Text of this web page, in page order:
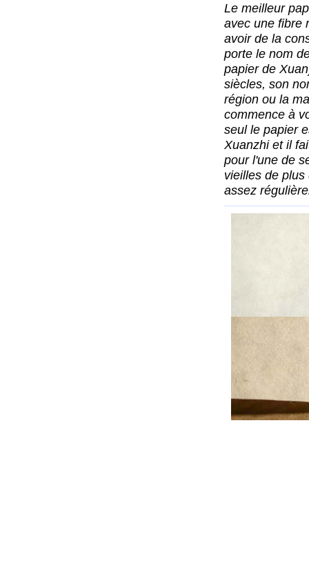
Le meilleur
avec une fibre
avoir de la
porte le nom
papier de
siècles, son
région ou la
commence à
seul le papier
Xuanzhi et il
pour l'une de
vieilles de
assez